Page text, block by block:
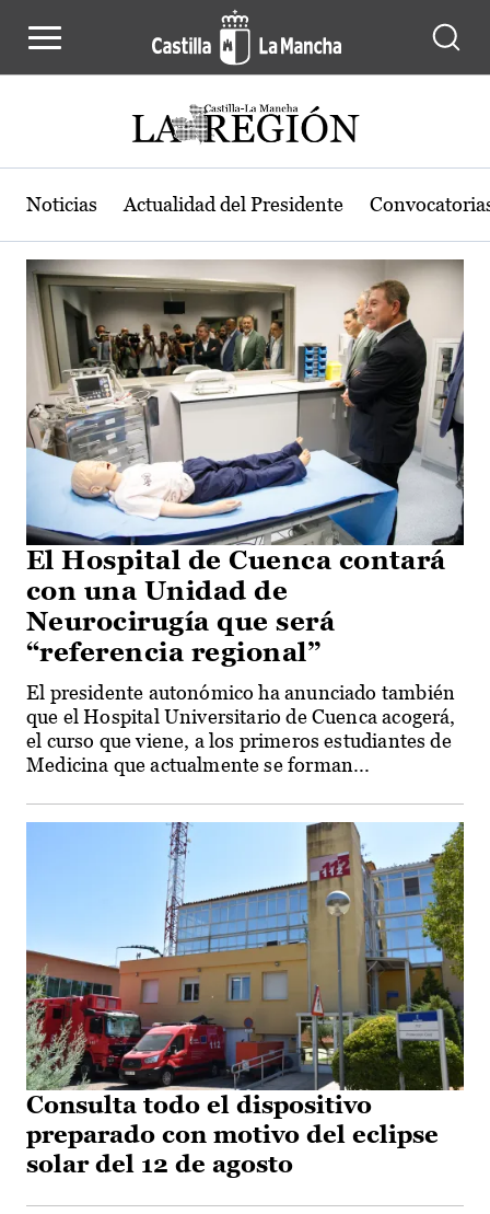
Actualidad de la región de Castilla-
Noticias Actualidad del Presidente
El Hospital de Cuenca contará
con una Unidad de
Neurocirugía que será
“referencia regional”
El presidente autonómico ha anunciado también
que el Hospital Universitario de Cuenca acogerá,
el curso que viene, a los primeros estudiantes de
Medicina que actualmente se forman...
Consulta todo el dispositivo
preparado con motivo del eclipse
solar del 12 de agosto